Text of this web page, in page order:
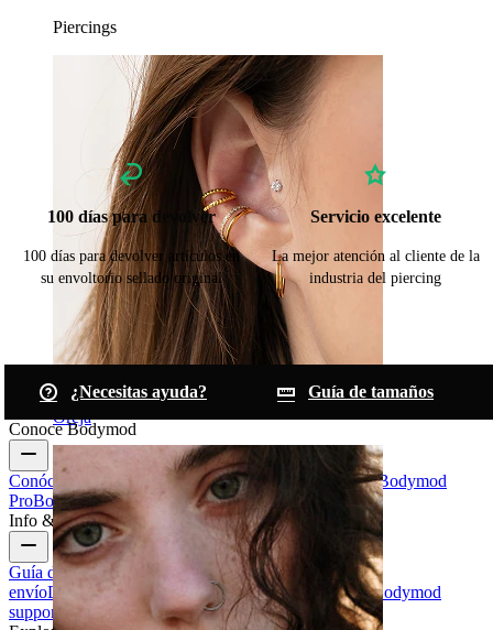
Piercings
Oreja
100 días para devolver
100 días para devolver artículos en
su envoltorio sellado original
Servicio excelente
La mejor atención al cliente de la
industria del piercing
¿Necesitas ayuda?
Guía de tamaños
Conoce Bodymod
Conócenos Blog Términos & condiciones ContáctanosBodymod
ProBodymod Creators Valoraciones Bodymod
Info & ayuda
Guía de tamaños Seguimiento de envíoInformación de
envíoDevoluciones & cancelacionesPagos Mi cuentaBodymod
support